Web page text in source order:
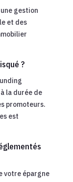
gestion
et des
?
la durée de
promoteurs.
est
votre épargne